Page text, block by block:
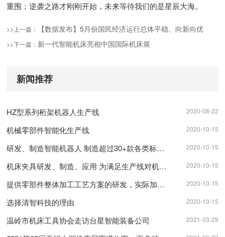
重围；逆袭之路才刚刚开始，未来等待我们的是星辰大海。
>>上一篇： 【数据发布】5月份国民经济运行总体平稳、向新向优
>>下一篇： 新一代智能机床亮相中国国际机床展
新闻推荐
HZ型系列桁架机器人生产线 2020-08-22
机械零部件智能化生产线 2020-10-15
研发、制造智能机器人 制造超过30+款各类标准智能机器人 2020-10-15
机床夹具研发、制造、应用 为满足生产线对机床自动装夹需求 2020-10-15
提供零部件整体加工工艺方案的研发，实际加工测试、复杂工况的方案、形成零部件制造的整体解决方案 2020-10-15
选择清智科技的理由 2020-10-15
温岭市机床工具协会走访台星智能装备公司 2021-03-29